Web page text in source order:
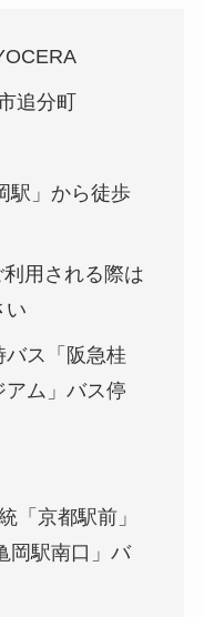
追分町
駅」から徒歩
用される際は
い
バス「阪急桂
ム」バス停
「京都駅前」
駅南口」バ